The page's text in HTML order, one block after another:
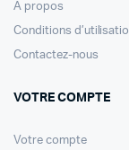
A propos
Conditions
Contactez-nous
VOTRE COMPTE
Votre compte